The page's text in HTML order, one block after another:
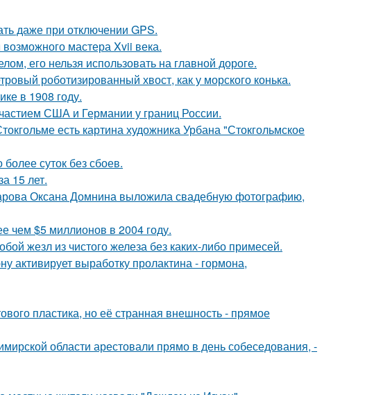
даже при отключении GPS.
мастера Xvii века.
его нельзя использовать на главной дороге.
роботизированный хвост, как у морского конька.
в 1908 году.
США и Германии у границ России.
есть картина художника Урбана "Стокгольмское
суток без сбоев.
15 лет.
Оксана Домнина выложила свадебную фотографию,
чем $5 миллионов в 2004 году.
жезл из чистого железа без каких-либо примесей.
активирует выработку пролактина - гормона,
пластика, но её странная внешность - прямое
области арестовали прямо в день собеседования, -